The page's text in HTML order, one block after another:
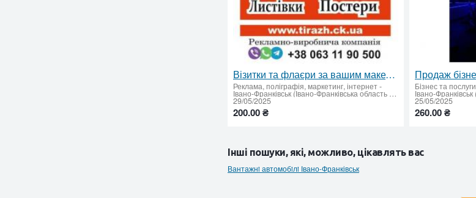
Візитки та флаєри за вашим макетом або з нуля
Реклама, поліграфія, маркетинг, інтернет-
Івано-Франківськ (Івано-Франківська область - придбати або продати)
29/05/2025
200.00 ₴
Бiзнес та послуги
25/05/2025
260.00 ₴
Інші пошуки, які, можливо, цікавлять вас
Вантажнi автомобiлi Івано-Франківськ